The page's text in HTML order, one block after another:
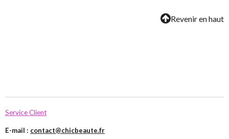
Revenir en haut
Service Client
E-mail : contact@chicbeaute.fr